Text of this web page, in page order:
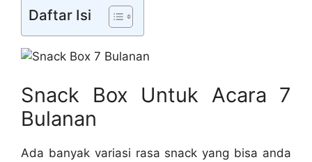
Daftar Isi
Snack Box Untuk Acara 7
Bulanan
Ada banyak variasi rasa snack yang bisa anda